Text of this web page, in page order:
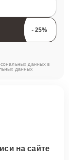
данных в
данных
на сайте